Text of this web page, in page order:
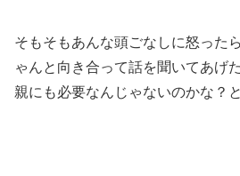
そもそもあんな頭ごなしに怒った
ゃんと向き合って話を聞いてあげ
親にも必要なんじゃないのかな？